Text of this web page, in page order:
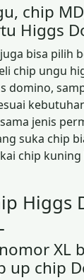
chip
Higgs
bisa pilih
chip ungu
domino,
jenis
suka chip
chip
Higgs
XL
up chip